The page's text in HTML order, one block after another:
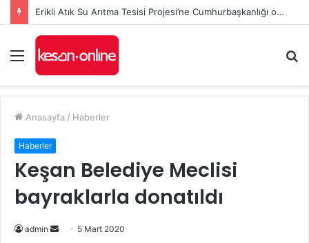
Erikli Atık Su Arıtma Tesisi Projesi’ne Cumhurbaşkanlığı onayı
Menü
...
Anasayfa / Haberler
Haberler
Keşan Belediye Meclisi
bayraklarla donatıldı
admin
Bir
5 Mart 2020